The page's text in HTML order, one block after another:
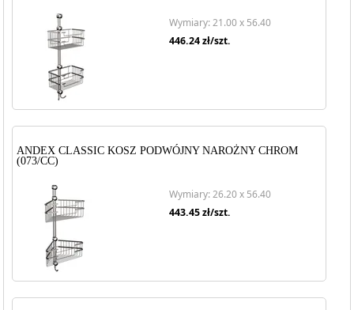
Wymiary: 21.00 x 56.40
446.24zł/szt.
ANDEX CLASSIC KOSZ PODWÓJNY NAROŻNY CHROM
(073/CC)
Wymiary: 26.20 x 56.40
443.45zł/szt.